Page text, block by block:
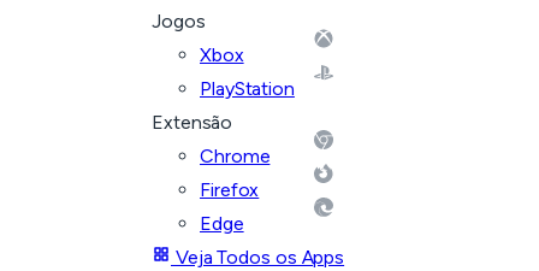
Jogos
Xbox
PlayStation
Extensão
Chrome
Firefox
Edge
Veja Todos os Apps